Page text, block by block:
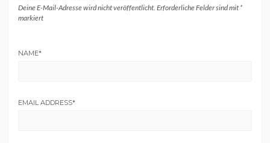
Deine E-Mail-Adresse wird nicht veröffentlicht. Erforderliche Felder sind mit *
markiert
NAME*
EMAIL ADDRESS*